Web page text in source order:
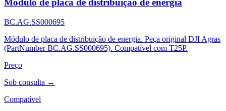
Módulo de placa de distribuição de energia
BC.AG.SS000695
Módulo de placa de distribuição de energia. Peça original DJI Agras
(PartNumber BC.AG.SS000695). Compatível com T25P.
Preço
Sob consulta →
Compatível